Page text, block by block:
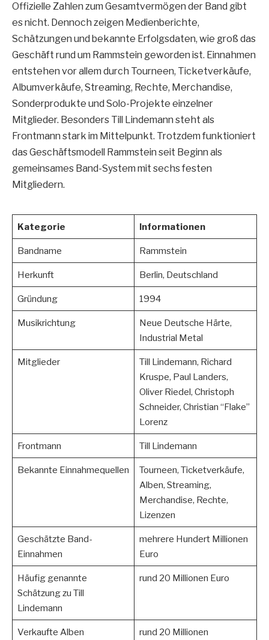
Offizielle Zahlen zum Gesamtvermögen der Band gibt
es nicht. Dennoch zeigen Medienberichte,
Schätzungen und bekannte Erfolgsdaten, wie groß das
Geschäft rund um Rammstein geworden ist. Einnahmen
entstehen vor allem durch Tourneen, Ticketverkäufe,
Albumverkäufe, Streaming, Rechte, Merchandise,
Sonderprodukte und Solo-Projekte einzelner
Mitglieder. Besonders Till Lindemann steht als
Frontmann stark im Mittelpunkt. Trotzdem funktioniert
das Geschäftsmodell Rammstein seit Beginn als
gemeinsames Band-System mit sechs festen
Mitgliedern.
Kategorie Informationen
Bandname Rammstein
Herkunft Berlin, Deutschland
Gründung 1994
Musikrichtung
Neue Deutsche Härte,
Industrial Metal
Mitglieder
Till Lindemann, Richard
Kruspe, Paul Landers,
Oliver Riedel, Christoph
Schneider, Christian “Flake”
Lorenz
Frontmann Till Lindemann
Bekannte Einnahmequellen
Tourneen, Ticketverkäufe,
Alben, Streaming,
Merchandise, Rechte,
Lizenzen
Geschätzte Band-
Einnahmen
mehrere Hundert Millionen
Euro
Häufig genannte
Schätzung zu Till
Lindemann
rund 20 Millionen Euro
Verkaufte Alben
rund 20 Millionen